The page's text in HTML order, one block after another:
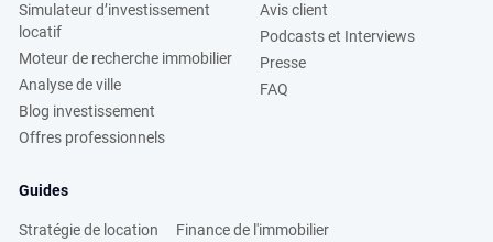
Simulateur d’investissement
locatif
Moteur de recherche immobilier
Analyse de ville
Blog investissement
Offres professionnels
Avis client
Podcasts et Interviews
Presse
FAQ
Guides
Stratégie de location Finance de l'immobilier